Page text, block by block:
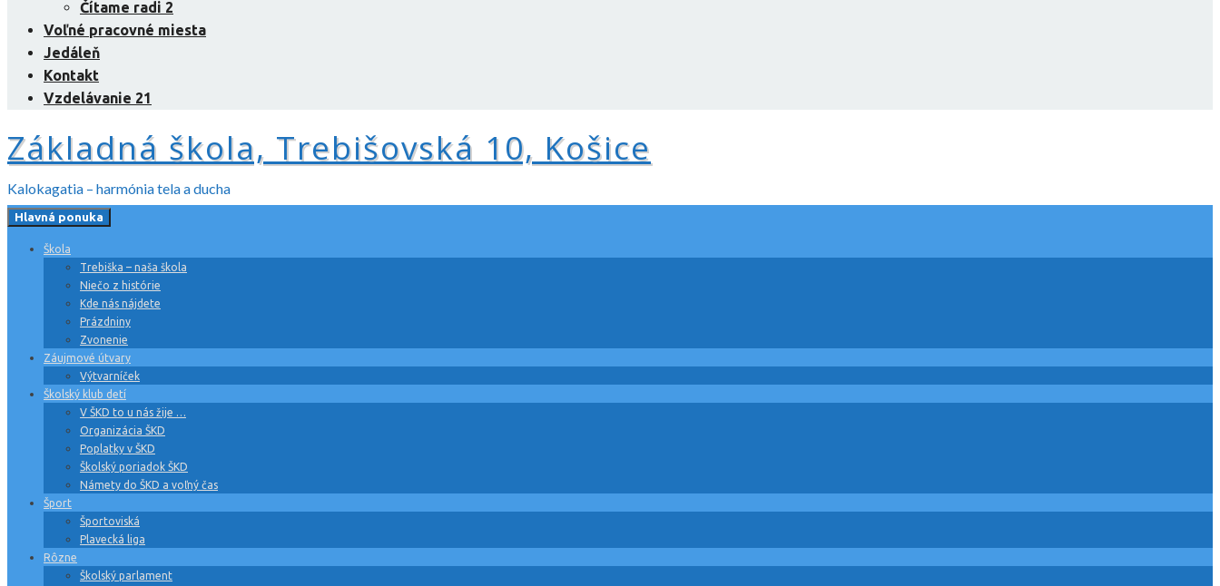
Čítame radi 2
Voľné pracovné miesta
Jedáleň
Kontakt
Vzdelávanie 21
Základná škola, Trebišovská 10, Košice
Kalokagatia – harmónia tela a ducha
Hlavná ponuka
Škola
Trebiška – naša škola
Niečo z histórie
Kde nás nájdete
Prázdniny
Zvonenie
Záujmové útvary
Výtvarníček
Školský klub detí
V ŠKD to u nás žije …
Organizácia ŠKD
Poplatky v ŠKD
Školský poriadok ŠKD
Námety do ŠKD a voľný čas
Šport
Športoviská
Plavecká liga
Rôzne
Školský parlament